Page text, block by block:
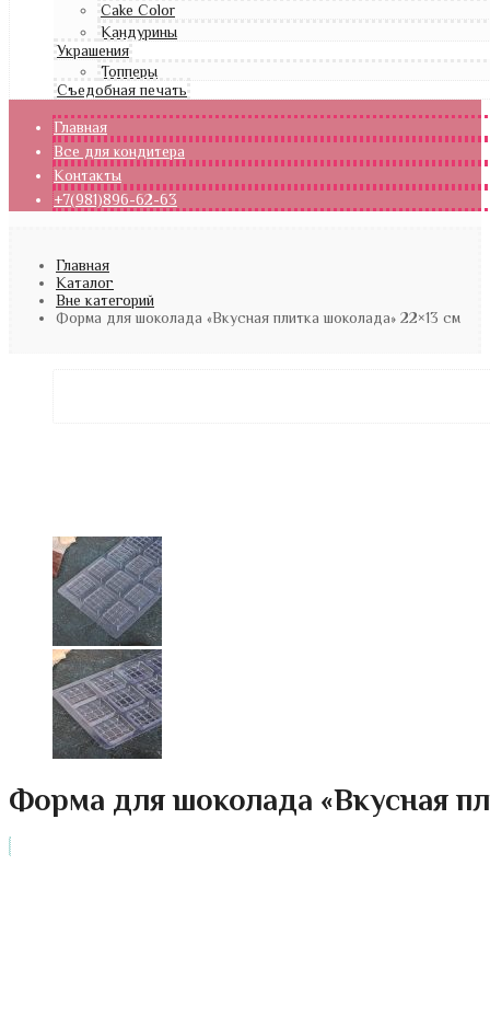
Cake Color
Кандурины
Украшения
Топперы
Съедобная печать
Главная
Все для кондитера
Контакты
+7(981)896-62-63
Главная
Каталог
Вне категорий
Форма для шоколада «Вкусная плитка шоколада» 22×13 см
Форма для шоколада «Вкусная